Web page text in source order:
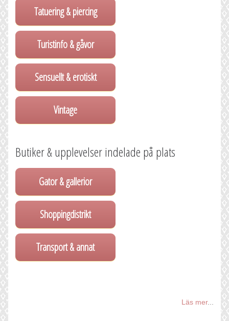
Tatuering & piercing
Turistinfo & gåvor
Sensuellt & erotiskt
Vintage
Butiker & upplevelser indelade på plats
Gator & gallerior
Shoppingdistrikt
Transport & annat
Läs mer...